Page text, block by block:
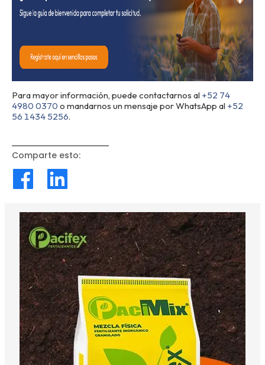
Para mayor información, puede contactarnos al +52 74
4980 0370 o mandarnos un mensaje por WhatsApp al +52
56 1434 5256.
Comparte esto: